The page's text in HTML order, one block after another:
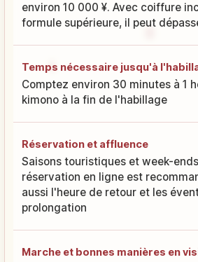
environ 10 000 ¥. Avec coiffure
formule supérieure, il peut
Temps nécessaire jusqu'à
Comptez environ 30 minutes à 1
kimono à la fin de l'habillage
Réservation et affluence
Saisons touristiques et week-
réservation en ligne est
aussi l'heure de retour et les
prolongation
Marche et bonnes manières en